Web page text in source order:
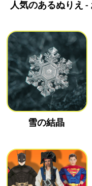
人気のあるぬりえ
雪の結晶